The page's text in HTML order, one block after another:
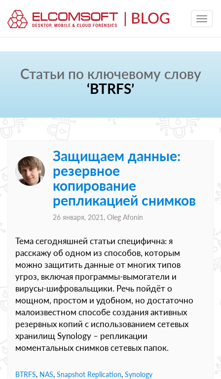
Статьи по ключевому слову
‘BTRFS’
Защищаем данные:
резервное
копирование
репликацией снимков
26 января, 2021, Oleg Afonin
Тема сегодняшней статьи специфична: я
расскажу об одном из способов, которым
можно защитить данные от многих типов
угроз, включая программы-вымогатели и
вирусы-шифровальщики. Речь пойдёт о
мощном, простом и удобном, но достаточно
малоизвестном способе создания активных
резервных копий с использованием сетевых
хранилищ Synology – репликации
моментальных снимков сетевых папок.
BTRFS, NAS, Snapshot Replication, Synology